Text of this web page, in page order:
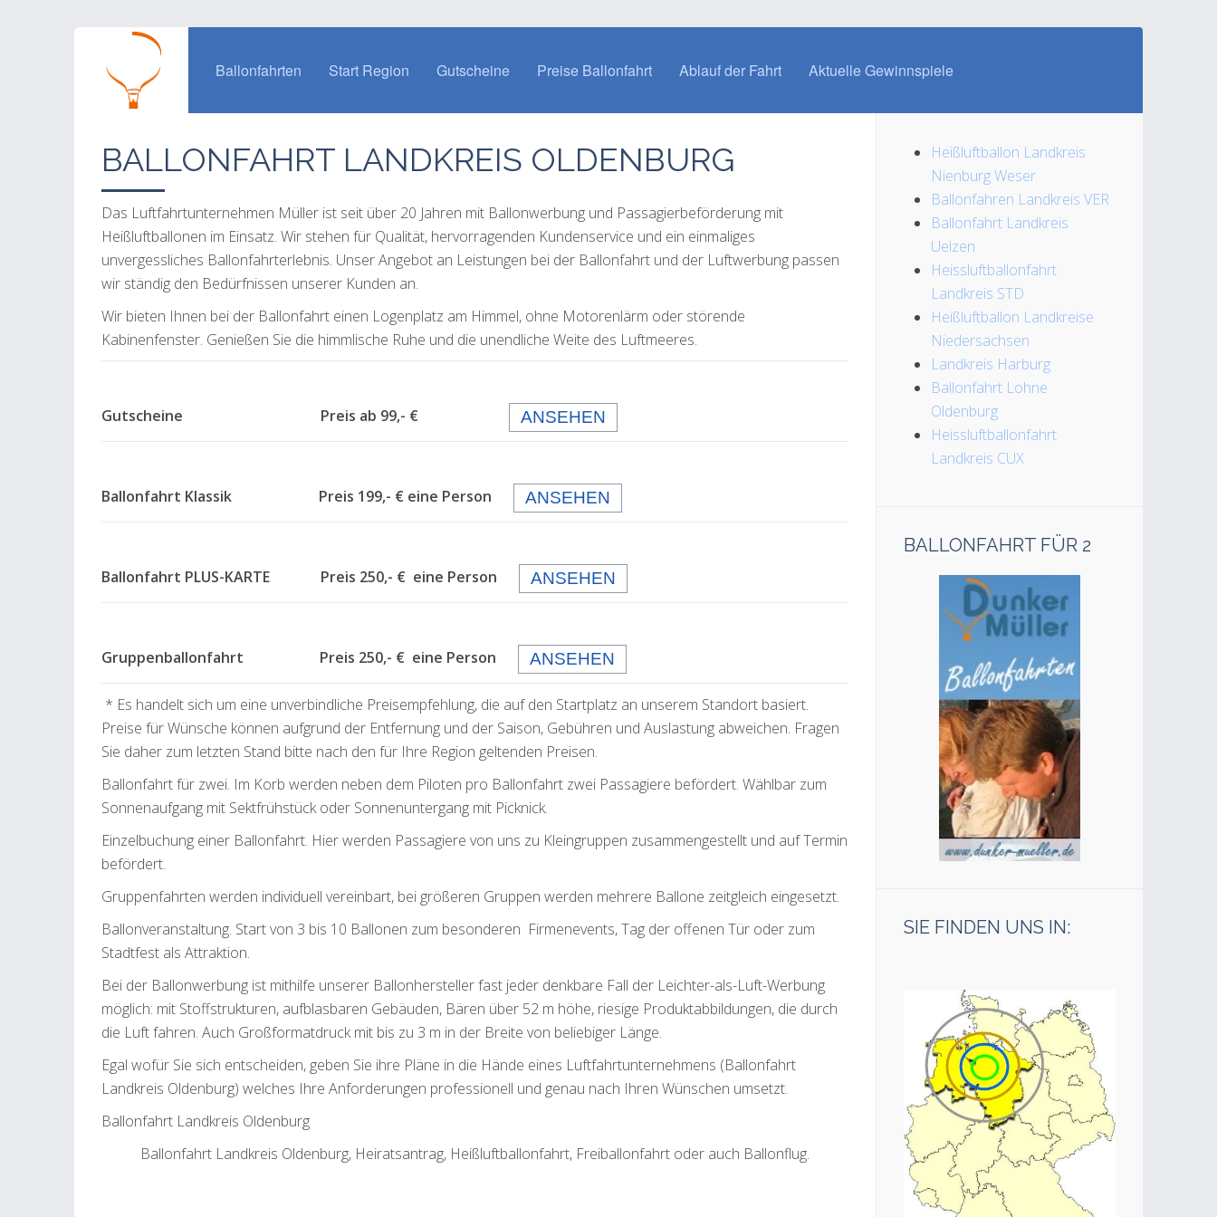
Ballonfahrten Start Region Gutscheine Preise Ballonfahrt Ablauf der Fahrt Aktuelle Gewinnspiele
BALLONFAHRT LANDKREIS OLDENBURG
Das Luftfahrtunternehmen Müller ist seit über 20 Jahren mit Ballonwerbung und Passagierbeförderung mit
Heißluftballonen im Einsatz. Wir stehen für Qualität, hervorragenden Kundenservice und ein einmaliges
unvergessliches Ballonfahrterlebnis. Unser Angebot an Leistungen bei der Ballonfahrt und der Luftwerbung passen
wir ständig den Bedürfnissen unserer Kunden an.
Wir bieten Ihnen bei der Ballonfahrt einen Logenplatz am Himmel, ohne Motorenlärm oder störende
Kabinenfenster. Genießen Sie die himmlische Ruhe und die unendliche Weite des Luftmeeres.
Gutscheine Preis ab 99,- € ANSEHEN
Ballonfahrt Klassik Preis 199,- € eine Person ANSEHEN
Ballonfahrt PLUS-KARTE Preis 250,- € eine Person ANSEHEN
Gruppenballonfahrt Preis 250,- € eine Person ANSEHEN
* Es handelt sich um eine unverbindliche Preisempfehlung, die auf den Startplatz an unserem Standort basiert.
Preise für Wünsche können aufgrund der Entfernung und der Saison, Gebühren und Auslastung abweichen. Fragen
Sie daher zum letzten Stand bitte nach den für Ihre Region geltenden Preisen.
Ballonfahrt für zwei. Im Korb werden neben dem Piloten pro Ballonfahrt zwei Passagiere befördert. Wählbar zum
Sonnenaufgang mit Sektfrühstück oder Sonnenuntergang mit Picknick.
Einzelbuchung einer Ballonfahrt. Hier werden Passagiere von uns zu Kleingruppen zusammengestellt und auf Termin
befördert.
Gruppenfahrten werden individuell vereinbart, bei größeren Gruppen werden mehrere Ballone zeitgleich eingesetzt.
Ballonveranstaltung. Start von 3 bis 10 Ballonen zum besonderen Firmenevents, Tag der offenen Tür oder zum
Stadtfest als Attraktion.
Bei der Ballonwerbung ist mithilfe unserer Ballonhersteller fast jeder denkbare Fall der Leichter-als-Luft-Werbung
möglich: mit Stoffstrukturen, aufblasbaren Gebäuden, Bären über 52 m höhe, riesige Produktabbildungen, die durch
die Luft fahren. Auch Großformatdruck mit bis zu 3 m in der Breite von beliebiger Länge.
Egal wofür Sie sich entscheiden, geben Sie ihre Pläne in die Hände eines Luftfahrtunternehmens (Ballonfahrt
Landkreis Oldenburg) welches Ihre Anforderungen professionell und genau nach Ihren Wünschen umsetzt.
Ballonfahrt Landkreis Oldenburg
Ballonfahrt Landkreis Oldenburg, Heiratsantrag, Heißluftballonfahrt, Freiballonfahrt oder auch Ballonflug.
Heißluftballon Landkreis
Nienburg Weser
Ballonfahren Landkreis VER
Ballonfahrt Landkreis
Uelzen
Heissluftballonfahrt
Landkreis STD
Heißluftballon Landkreise
Niedersachsen
Landkreis Harburg
Ballonfahrt Lohne
Oldenburg
Heissluftballonfahrt
Landkreis CUX
BALLONFAHRT FÜR 2
SIE FINDEN UNS IN: